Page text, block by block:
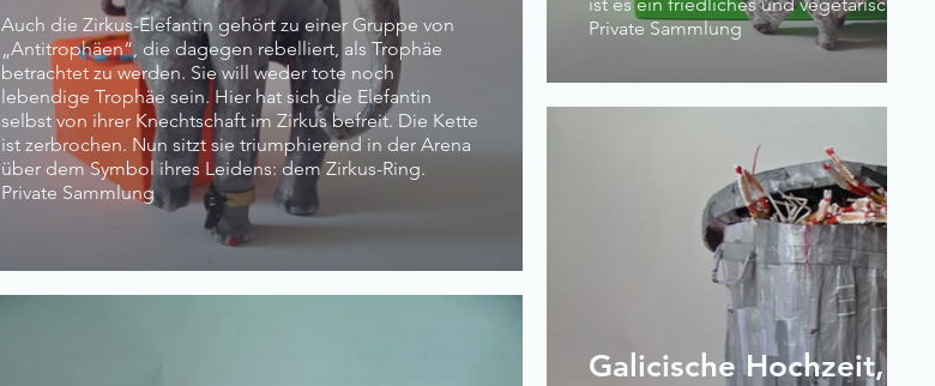
Private Sammlung
Auch die Zirkus-Elefantin gehört zu einer Gruppe von
„Antitrophäen“, die dagegen rebelliert, als Trophäe
betrachtet zu werden. Sie will weder tote noch
lebendige Trophäe sein. Hier hat sich die Elefantin
selbst von ihrer Knechtschaft im Zirkus befreit. Die Kette
ist zerbrochen. Nun sitzt sie triumphierend in der Arena
über dem Symbol ihres Leidens: dem Zirkus-Ring.
Private Sammlung
Galicische Hochzeit,